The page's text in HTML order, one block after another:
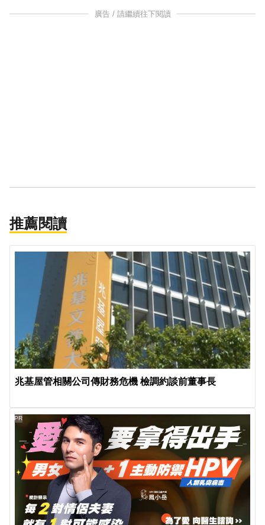
廣告 / 請繼續往下閱讀
推薦閱讀
兆基屋管相關公司傳財務危機 檢調約談前董事長
PR